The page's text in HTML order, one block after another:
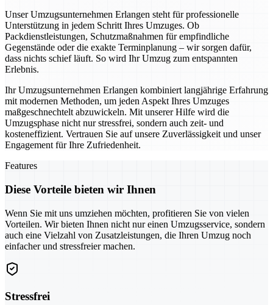
Unser Umzugsunternehmen Erlangen steht für professionelle
Unterstützung in jedem Schritt Ihres Umzuges. Ob
Packdienstleistungen, Schutzmaßnahmen für empfindliche
Gegenstände oder die exakte Terminplanung – wir sorgen dafür,
dass nichts schief läuft. So wird Ihr Umzug zum entspannten
Erlebnis.
Ihr Umzugsunternehmen Erlangen kombiniert langjährige Erfahrung
mit modernen Methoden, um jeden Aspekt Ihres Umzuges
maßgeschnechtelt abzuwickeln. Mit unserer Hilfe wird die
Umzugsphase nicht nur stressfrei, sondern auch zeit- und
kosteneffizient. Vertrauen Sie auf unsere Zuverlässigkeit und unser
Engagement für Ihre Zufriedenheit.
Features
Diese Vorteile bieten wir Ihnen
Wenn Sie mit uns umziehen möchten, profitieren Sie von vielen
Vorteilen. Wir bieten Ihnen nicht nur einen Umzugsservice, sondern
auch eine Vielzahl von Zusatzleistungen, die Ihren Umzug noch
einfacher und stressfreier machen.
Stressfrei